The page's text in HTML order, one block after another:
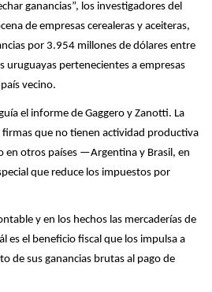
ganancias”, los investigadores del
de empresas cerealeras y aceiteras,
por 3.954 millones de dólares entre
pertenecientes a empresas
vecino.
el informe de Gaggero y Zanotti. La
firmas que no tienen actividad productiva
en otros países —Argentina y Brasil, en
que reduce los impuestos por
y en los hechos las mercaderías de
es el beneficio fiscal que los impulsa a
de sus ganancias brutas al pago de